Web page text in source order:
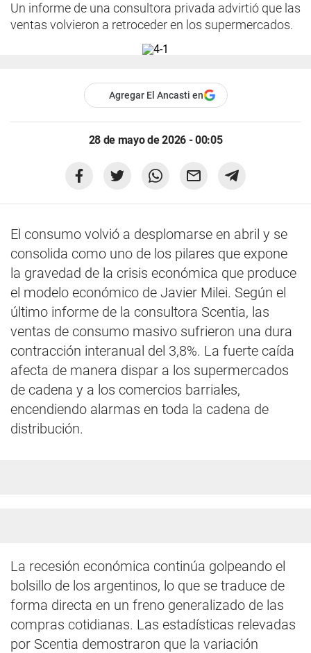
Un informe de una consultora privada advirtió que las
ventas volvieron a retroceder en los supermercados.
Agregar El Ancasti en
28 de mayo de 2026 - 00:05
El consumo volvió a desplomarse en abril y se
consolida como uno de los pilares que expone
la gravedad de la crisis económica que produce
el modelo económico de Javier Milei. Según el
último informe de la consultora Scentia, las
ventas de consumo masivo sufrieron una dura
contracción interanual del 3,8%. La fuerte caída
afecta de manera dispar a los supermercados
de cadena y a los comercios barriales,
encendiendo alarmas en toda la cadena de
distribución.
La recesión económica continúa golpeando el
bolsillo de los argentinos, lo que se traduce de
forma directa en un freno generalizado de las
compras cotidianas. Las estadísticas relevadas
por Scentia demostraron que la variación